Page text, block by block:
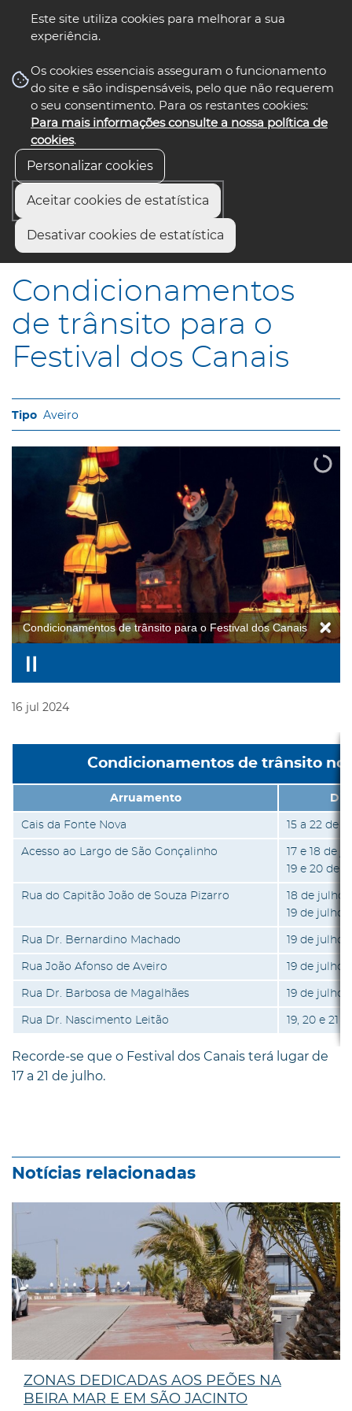
Este site utiliza cookies para melhorar a sua
experiência.
Os cookies essenciais asseguram o funcionamento
do site e são indispensáveis, pelo que não requerem
o seu consentimento. Para os restantes cookies:
Para mais informações consulte a nossa política de
cookies.
Personalizar cookies
Aceitar cookies de estatística
Desativar cookies de estatística
nos select language
Início
Condicionamentos de trânsito para o Festival dos Canais
Condicionamentos
de trânsito para o
Festival dos Canais
Aveiro
Condicionamentos de trânsito para o Festival dos Canais
16 jul 2024
Condicionamentos de trânsito no
Arruamento
Cais da Fonte Nova 15 a 22 de
Acesso ao Largo de São Gonçalinho
17 e 18 de
19 e 20 de
Rua do Capitão João de Souza Pizarro
18 de julho
19 de julho
Rua Dr. Bernardino Machado 19 de julho
Rua João Afonso de Aveiro 19 de julho
Rua Dr. Barbosa de Magalhães 19 de julho
Rua Dr. Nascimento Leitão 19, 20 e 21
Recorde-se que o Festival dos Canais terá lugar de
17 a 21 de julho.
Notícias relacionadas
ZONAS DEDICADAS AOS PEÕES NA
BEIRA MAR E EM SÃO JACINTO